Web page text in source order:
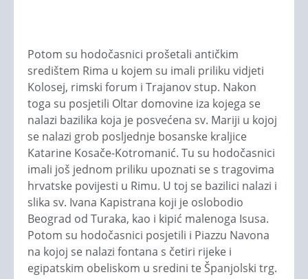
Potom su hodočasnici prošetali antičkim
središtem Rima u kojem su imali priliku vidjeti
Kolosej, rimski forum i Trajanov stup. Nakon
toga su posjetili Oltar domovine iza kojega se
nalazi bazilika koja je posvećena sv. Mariji u kojoj
se nalazi grob posljednje bosanske kraljice
Katarine Kosače-Kotromanić. Tu su hodočasnici
imali još jednom priliku upoznati se s tragovima
hrvatske povijesti u Rimu. U toj se bazilici nalazi i
slika sv. Ivana Kapistrana koji je oslobodio
Beograd od Turaka, kao i kipić malenoga Isusa.
Potom su hodočasnici posjetili i Piazzu Navona
na kojoj se nalazi fontana s četiri rijeke i
egipatskim obeliskom u sredini te Španjolski trg.